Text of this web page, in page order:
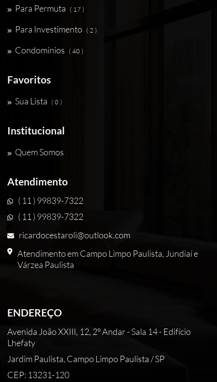
Para Permuta ( 17 )
Para Investimento ( 2 )
Condomínios ( 40 )
Favoritos
Sua Lista ( 0 )
Institucional
Quem Somos
Atendimento
( 11 ) 99839-7322
( 11 ) 99839-7322
ricardocestaroli@outlook.com
Atendimento em Campo Limpo Paulista, Jundiaí e
Várzea Paulista
ENDEREÇO
Avenida João XXIII, 12, 2° Andar - Sala 14 - Edifício
Lhefaty
Jardim Paulista, Campo Limpo Paulista / SP
CEP: 13231-120